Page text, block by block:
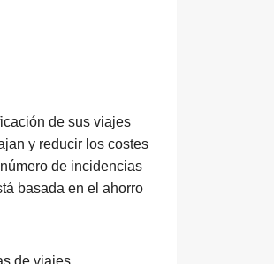
de sus viajes
y reducir los costes
de incidencias
basada en el ahorro
de viajes